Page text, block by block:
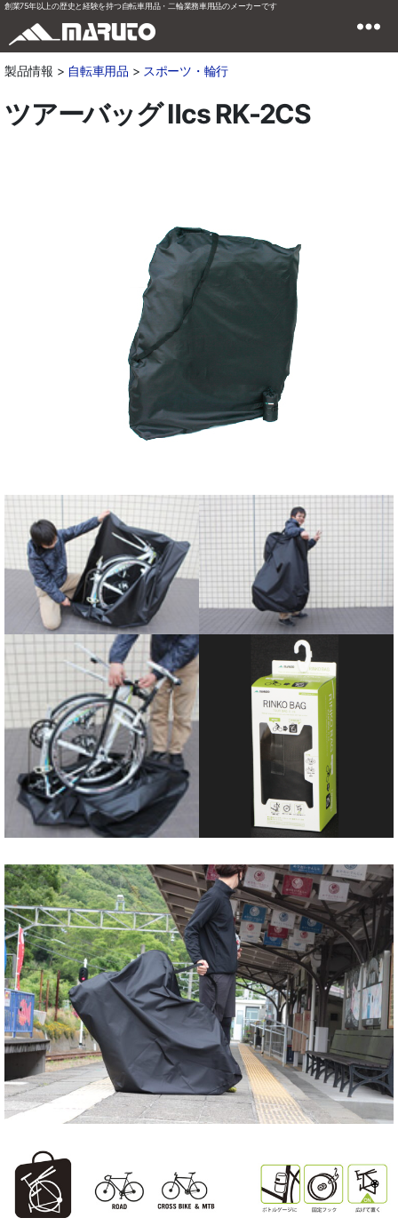
創業75年以上の歴史と経験を持つ自転車用品・二輪業務車用品のメーカーです
製品情報 > 自転車用品 > スポーツ・輪行
ツアーバッグ Ⅱcs RK-2CS